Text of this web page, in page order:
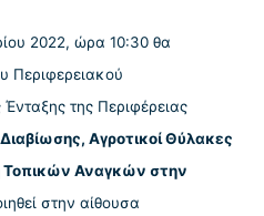
2022, ώρα 10:30 θα
Περιφερειακού
της Περιφέρειας
Αγροτικοί Θύλακες
Τοπικών Αναγκών στην
στην αίθουσα